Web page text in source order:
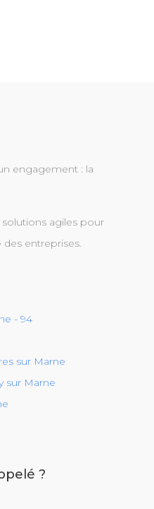
engagement : la
agiles pour
entreprises.
- 94
sur Marne
sur Marne
?